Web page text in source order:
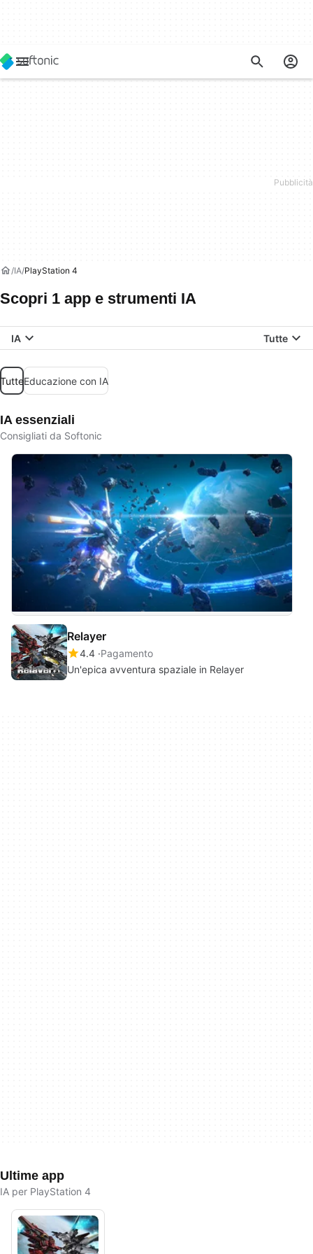
IA PlayStation 4
Scopri 1 app e strumenti IA
IA Tutte
TutteEducazione con IA
IA essenziali
Consigliati da Softonic
Relayer
4.4 Pagamento
Un'epica avventura spaziale in Relayer
Ultime app
IA per PlayStation 4